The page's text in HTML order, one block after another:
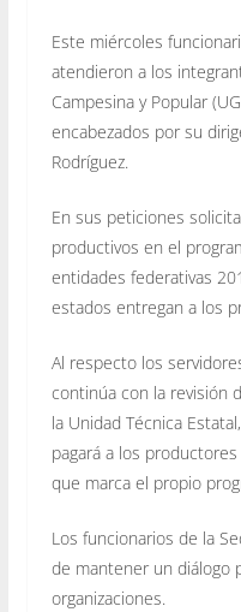
Este miércoles
atendieron a los
Campesina y Popular
encabezados por su
Rodríguez.
En sus peticiones
productivos en el
entidades federativas
estados entregan a los
Al respecto los
continúa con la revisión
la Unidad Técnica
pagará a los
que marca el propio
Los funcionarios de la
de mantener un diálogo
organizaciones.